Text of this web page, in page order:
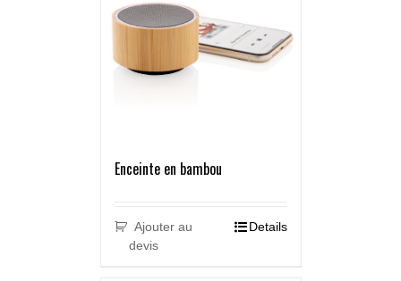
Enceinte en bambou
Ajouter au
devis
Details